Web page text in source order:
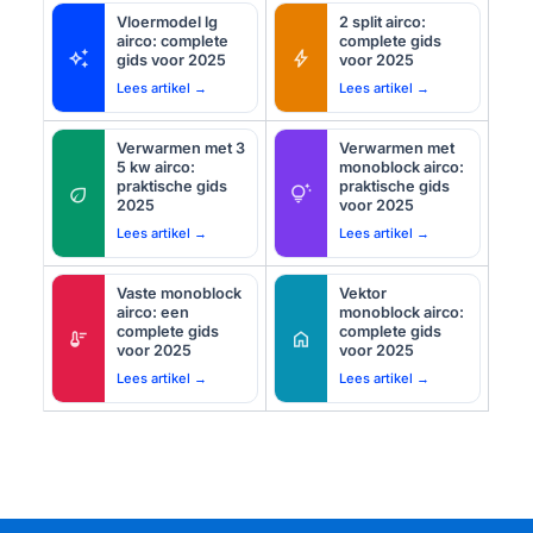
auto_awesome
Vloermodel lg
airco: complete
gids voor 2025
Lees artikel →
bolt
2 split airco:
complete gids
voor 2025
Lees artikel →
eco
Verwarmen met 3
5 kw airco:
praktische gids
2025
Lees artikel →
tips_and_updates
Verwarmen met
monoblock airco:
praktische gids
voor 2025
Lees artikel →
thermostat
Vaste monoblock
airco: een
complete gids
voor 2025
Lees artikel →
home
Vektor
monoblock airco:
complete gids
voor 2025
Lees artikel →